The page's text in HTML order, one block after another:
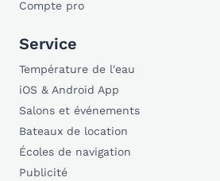
Compte pro
Service
Température de l'eau
iOS & Android App
Salons et événements
Bateaux de location
Écoles de navigation
Publicité